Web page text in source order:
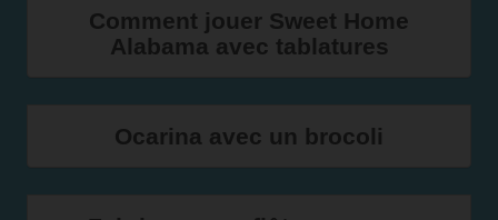
Comment jouer Sweet Home
Alabama avec tablatures
Ocarina avec un brocoli